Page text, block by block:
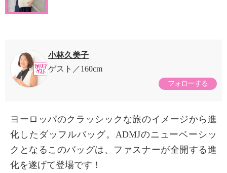
小林久美子
ゲスト
160cm
フォローする
ヨーロッパのクラッシックな旅のイメージから進
化したダッフルバッグ。ADMJのニューベーシッ
クとなるこのバッグは、ファスナーが全開する進
化を遂げて登場です！